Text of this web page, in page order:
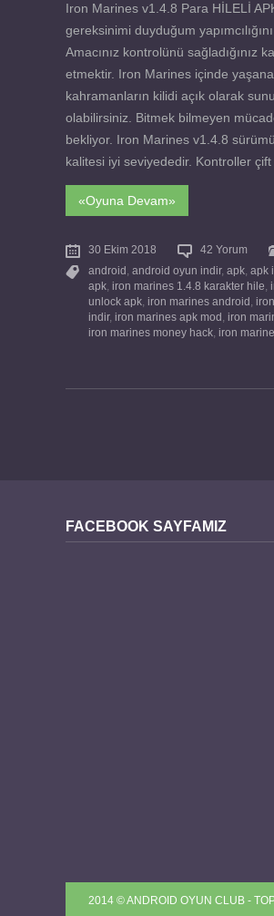
Iron Marines v1.4.8 Para HİLELİ
gereksinimi duyduğum
Amacınız kontrolünü
etmektir. Iron Marines içinde
kahramanların kilidi açık olarak
olabilirsiniz. Bitmek bilmeyen
bekliyor. Iron Marines v1.4.8
kalitesi iyi seviyededir. Kontroller
«Oyuna Devam»
30 Ekim 2018 42 Yorum
android , android oyun indir, apk, apk
apk, iron marines 1.4.8 karakter hile,
unlock apk, iron marines android ,
indir, iron marines apk mod , iron
iron marines money hack, iron
FACEBOOK SAYFAMIZ
2014 © ANDROID OYUN CLUB -